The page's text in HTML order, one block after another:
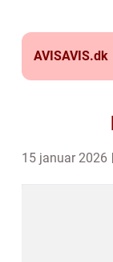
AVISAVIS.dk
15 januar 2026